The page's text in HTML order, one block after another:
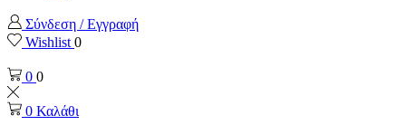
Σύνδεση / Εγγραφή
Wishlist 0
0 0
0 Καλάθι